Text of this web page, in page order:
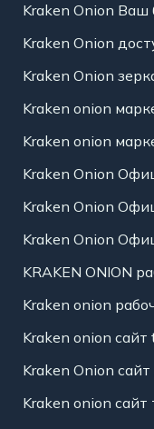
Kraken Onion Ваш
Kraken Onion
Kraken Onion
Kraken onion
Kraken onion
Kraken Onion
Kraken Onion
Kraken Onion
KRAKEN ONION
Kraken onion
Kraken onion сайт
Kraken Onion
Kraken onion сайт